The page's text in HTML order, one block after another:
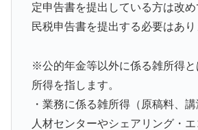
定申告書を提出している方は改
民税申告書を提出する必要はあり
※公的年金等以外に係る雑所得と
所得を指します。
・業務に係る雑所得（原稿料、
人材センターやシェアリング・